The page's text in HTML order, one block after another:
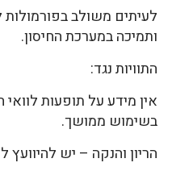
לעיתים משולב בפורמולות
ותמיכה במערכת החיסון.
התוויות נגד:
אין מידע על תופעות
בשימוש ממושך.
הריון והנקה – יש להיוועץ